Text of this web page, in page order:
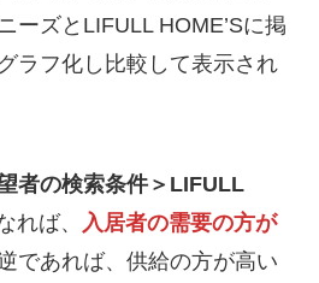
ーズとLIFULL HOME’Sに掲
ラフ化し比較して表示され
者の検索条件＞LIFULL
れば、
入居者の需要の方が
であれば、供給の方が高い